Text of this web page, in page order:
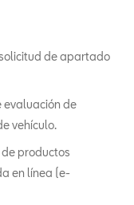
de apartado
evaluación de
vehículo.
productos
en línea (e-